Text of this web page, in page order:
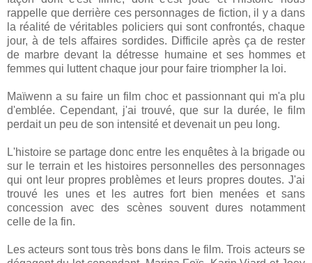
rappelle que derrière ces personnages de fiction, il y a dans
la réalité de véritables policiers qui sont confrontés, chaque
jour, à de tels affaires sordides. Difficile après ça de rester
de marbre devant la détresse humaine et ses hommes et
femmes qui luttent chaque jour pour faire triompher la loi.
Maïwenn a su faire un film choc et passionnant qui m'a plu
d'emblée. Cependant, j'ai trouvé, que sur la durée, le film
perdait un peu de son intensité et devenait un peu long.
L'histoire se partage donc entre les enquêtes à la brigade ou
sur le terrain et les histoires personnelles des personnages
qui ont leur propres problèmes et leurs propres doutes. J'ai
trouvé les unes et les autres fort bien menées et sans
concession avec des scènes souvent dures notamment
celle de la fin.
Les acteurs sont tous très bons dans le film. Trois acteurs se